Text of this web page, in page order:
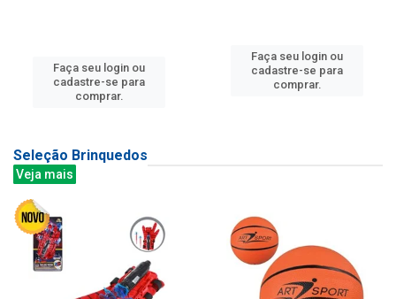
Faça seu login ou
cadastre-se para
comprar.
Faça seu login ou
cadastre-se para
comprar.
Seleção Brinquedos
Veja mais